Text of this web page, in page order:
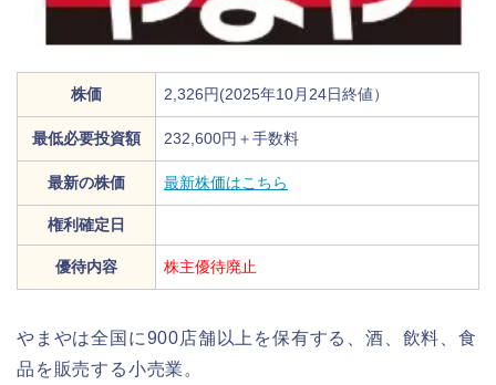
株価 2,326円(2025年10月24日終値）
最低必要投資額 232,600円＋手数料
最新の株価 最新株価はこちら
権利確定日
優待内容 株主優待廃止
やまやは全国に900店舗以上を保有する、酒、飲料、食
品を販売する小売業。